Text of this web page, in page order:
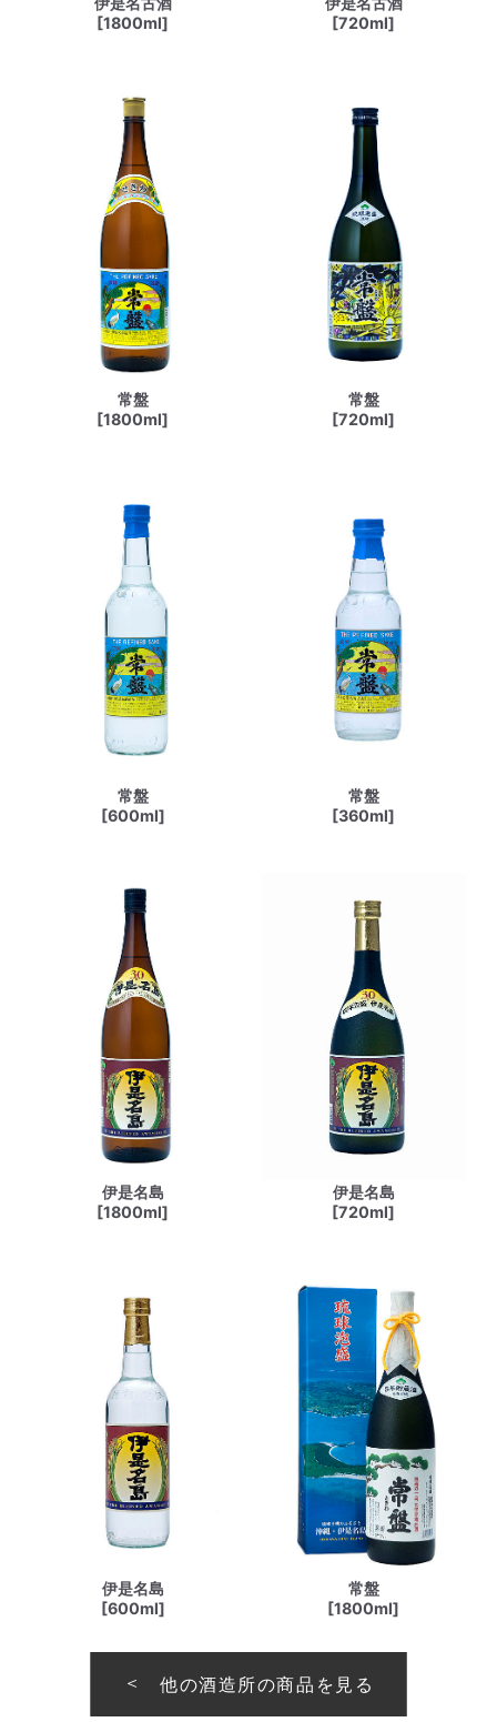
[1800ml]
[720ml]
常盤
[1800ml]
常盤
[720ml]
常盤
[600ml]
常盤
[360ml]
伊是名島
[1800ml]
伊是名島
[720ml]
伊是名島
[600ml]
常盤
[1800ml]
他の酒造所の商品を見る